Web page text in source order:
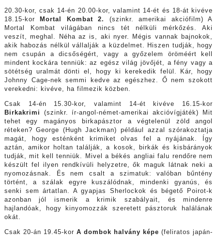
20.30-kor, csak 14-én 20.00-kor, valamint 14-ét és 18-át kivéve
18.15-kor
Mortal Kombat 2. (szinkr. amerikai akciófilm) A
Mortal Kombat világában nincs tét nélküli mérkőzés. Aki
veszít, meghal. Néha az is, aki nyer. Mégis vannak bajnokok,
akik habozás nélkül vállalják a küzdelmet. Hiszen tudják, hogy
nem csupán a dicsőségért, vagy a győzelem öröméért kell
mindent kockára tenniük: az egész világ jövőjét, a fény vagy a
sötétség uralmát dönti el, hogy ki kerekedik felül. Kár, hogy
Johnny Cage-nek semmi kedve az egészhez. Ő nem szokott
verekedni: kivéve, ha filmezik közben.
Csak 14-én 15.30-kor, valamint 14-ét kivéve 16.15-kor
Birkakrimi (szinkr. ír-angol-német-amerikai akcióvígjáték) Mit
tehet egy magányos birkapásztor a végtelenül zöld angol
réteken? George (Hugh Jackman) például azzal szórakoztatja
magát, hogy esténként krimiket olvas fel a nyájának. Így
aztán, amikor holtan találják, a kosok, birkák és kisbárányok
tudják, mit kell tenniük. Mivel a békés angliai falu rendőre nem
készült fel ilyen rendkívüli helyzetre, ők maguk látnak neki a
nyomozásnak. És nem csalt a szimatuk: valóban bűntény
történt, a szálak egyre kuszálódnak, mindenki gyanús, és
senki sem ártatlan. A gyapjas Sherlockok és bégető Poirot-k
azonban jól ismerik a krimik szabályait, és mindenre
hajlandóak, hogy kinyomozzák szeretett pásztoruk halálának
okát.
Csak 20-án 19.45-kor A dombok halvány képe(feliratos japán-